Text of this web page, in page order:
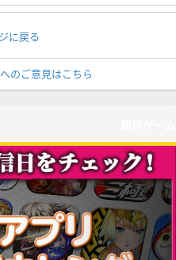
に戻る
のご意見はこちら